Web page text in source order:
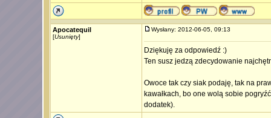
Apocatequil
[Usunięty]
Wysłany: 2012-06-05, 09:13
Dziękuję za odpowiedź :)
Ten susz jedzą zdecydowanie
Owoce tak czy siak podaję, tak na
kawałkach, bo one wolą sobie
dodatek).